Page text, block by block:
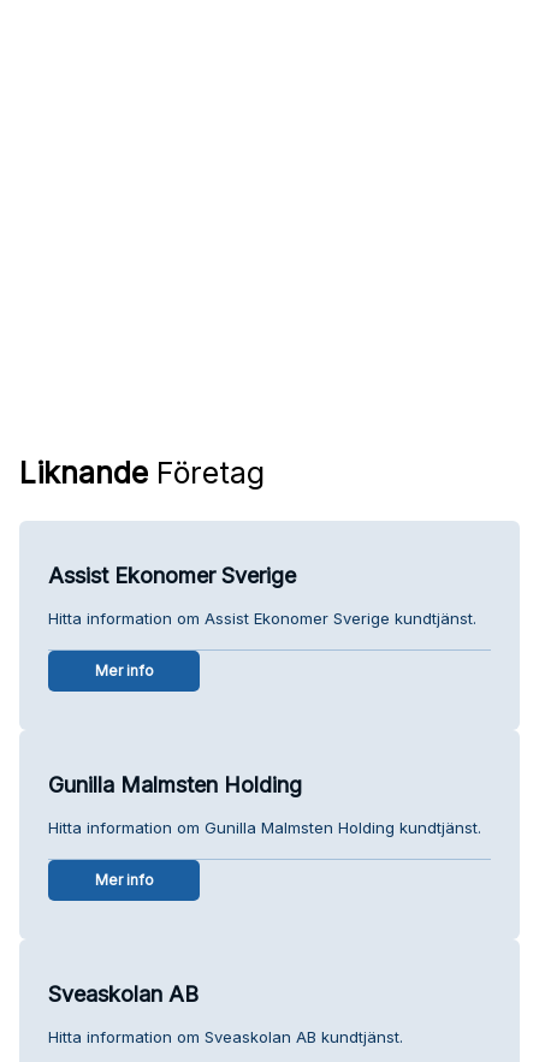
Liknande Företag
Assist Ekonomer Sverige
Hitta information om Assist Ekonomer Sverige kundtjänst.
Mer info
Gunilla Malmsten Holding
Hitta information om Gunilla Malmsten Holding kundtjänst.
Mer info
Sveaskolan AB
Hitta information om Sveaskolan AB kundtjänst.